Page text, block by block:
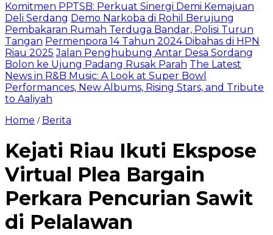
Komitmen PPTSB: Perkuat Sinergi Demi Kemajuan
Deli Serdang Demo Narkoba di Rohil Berujung
Pembakaran Rumah Terduga Bandar, Polisi Turun
Tangan Permenpora 14 Tahun 2024 Dibahas di HPN
Riau 2025 Jalan Penghubung Antar Desa Sordang
Bolon ke Ujung Padang Rusak Parah The Latest
News in R&B Music: A Look at Super Bowl
Performances, New Albums, Rising Stars, and Tribute
to Aaliyah
Home / Berita
Kejati Riau Ikuti Ekspose
Virtual Plea Bargain
Perkara Pencurian Sawit
di Pelalawan